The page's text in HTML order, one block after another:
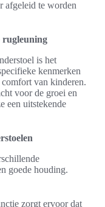
afgeleid te worden
rugleuning
is het
kenmerken
van kinderen.
voor de groei en
een uitstekende
goede houding.
zorgt ervoor dat